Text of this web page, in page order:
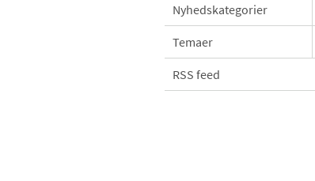
Nyhedskategorier
Temaer
RSS feed